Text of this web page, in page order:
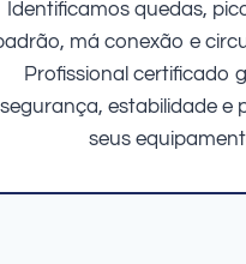
Identificamos quedas,
má conexão e
Profissional certificado
segurança, estabilidade e
seus